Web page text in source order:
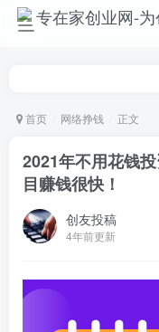
首页 网络挣钱 正文
2021年不用花钱
目赚钱很快！
创友投稿
4年前更新